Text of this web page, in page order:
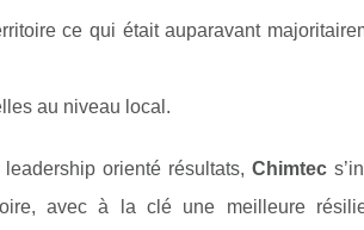
ce qui était auparavant
au niveau local.
orienté résultats, Chimtec
avec à la clé une meilleure